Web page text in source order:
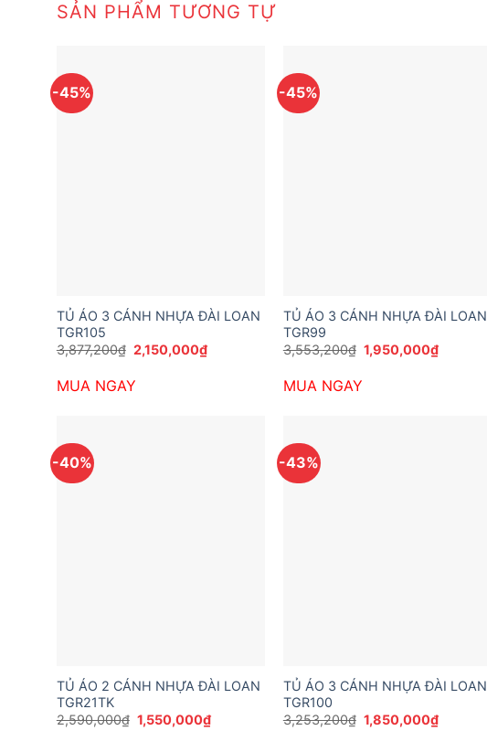
SẢN PHẨM TƯƠNG TỰ
-45%
TỦ ÁO 3 CÁNH NHỰA ĐÀI LOAN
TGR105
3,877,200₫ Giá
gốc
3,877,200₫.
2,150,000₫Giá
MUA NGAY
-45%
TỦ ÁO 3 CÁNH NHỰA ĐÀI LOAN
TGR99
3,553,200₫ Giá
gốc
1,950,000₫Giá
MUA NGAY
-40%
TỦ ÁO 2 CÁNH NHỰA ĐÀI LOAN
TGR21TK
2,590,000₫ Giá
gốc
1,550,000₫Giá
-43%
TỦ ÁO 3 CÁNH NHỰA ĐÀI LOAN
TGR100
3,253,200₫ Giá
gốc
1,850,000₫Giá